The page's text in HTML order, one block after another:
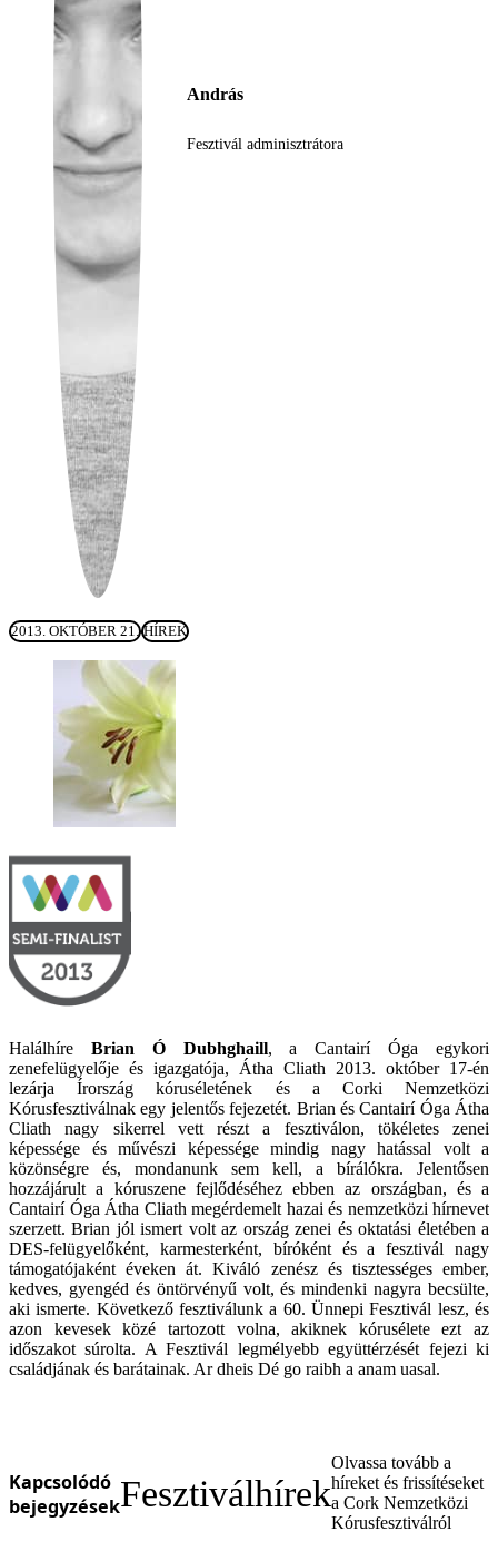
András
Fesztivál adminisztrátora
2013. OKTÓBER 21. HÍREK
Halálhíre Brian Ó Dubhghaill, a Cantairí Óga egykori
zenefelügyelője és igazgatója, Átha Cliath 2013. október 17-én
lezárja Írország kóruséletének és a Corki Nemzetközi
Kórusfesztiválnak egy jelentős fejezetét. Brian és Cantairí Óga Átha
Cliath nagy sikerrel vett részt a fesztiválon, tökéletes zenei
képessége és művészi képessége mindig nagy hatással volt a
közönségre és, mondanunk sem kell, a bírálókra. Jelentősen
hozzájárult a kóruszene fejlődéséhez ebben az országban, és a
Cantairí Óga Átha Cliath megérdemelt hazai és nemzetközi hírnevet
szerzett. Brian jól ismert volt az ország zenei és oktatási életében a
DES-felügyelőként, karmesterként, bíróként és a fesztivál nagy
támogatójaként éveken át. Kiváló zenész és tisztességes ember,
kedves, gyengéd és öntörvényű volt, és mindenki nagyra becsülte,
aki ismerte. Következő fesztiválunk a 60. Ünnepi Fesztivál lesz, és
azon kevesek közé tartozott volna, akiknek kórusélete ezt az
időszakot súrolta. A Fesztivál legmélyebb együttérzését fejezi ki
családjának és barátainak. Ar dheis Dé go raibh a anam uasal.
Kapcsolódó
bejegyzésekFesztiválhírek
Olvassa tovább a
híreket és frissítéseket
a Cork Nemzetközi
Kórusfesztiválról